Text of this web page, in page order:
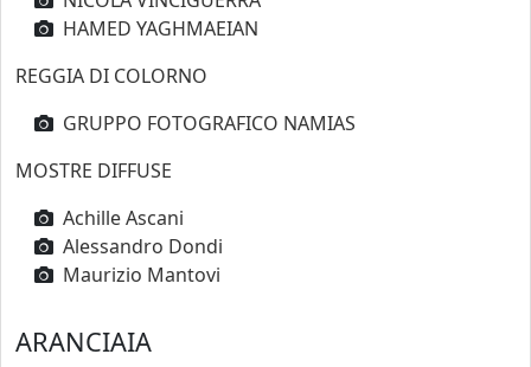
HAMED YAGHMAEIAN
REGGIA DI COLORNO
GRUPPO FOTOGRAFICO NAMIAS
MOSTRE DIFFUSE
Achille Ascani
Alessandro Dondi
Maurizio Mantovi
ARANCIAIA